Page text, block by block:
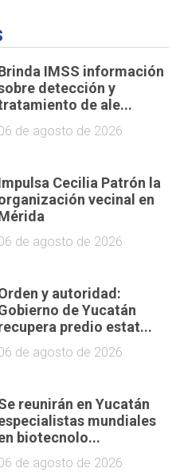
IMSS información
detección y
de ale...
de agosto de 2026
Cecilia Patrón la
vecinal en
de agosto de 2026
y autoridad:
de Yucatán
predio estat...
de agosto de 2026
reunirán en Yucatán
mundiales
biotecnolo...
de agosto de 2026